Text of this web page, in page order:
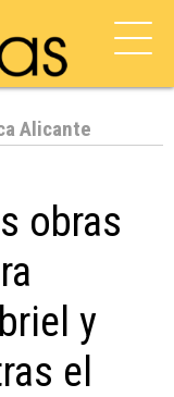
Alicante
obras
y
el